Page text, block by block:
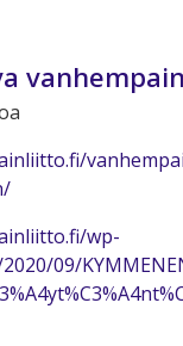
wp-
09/